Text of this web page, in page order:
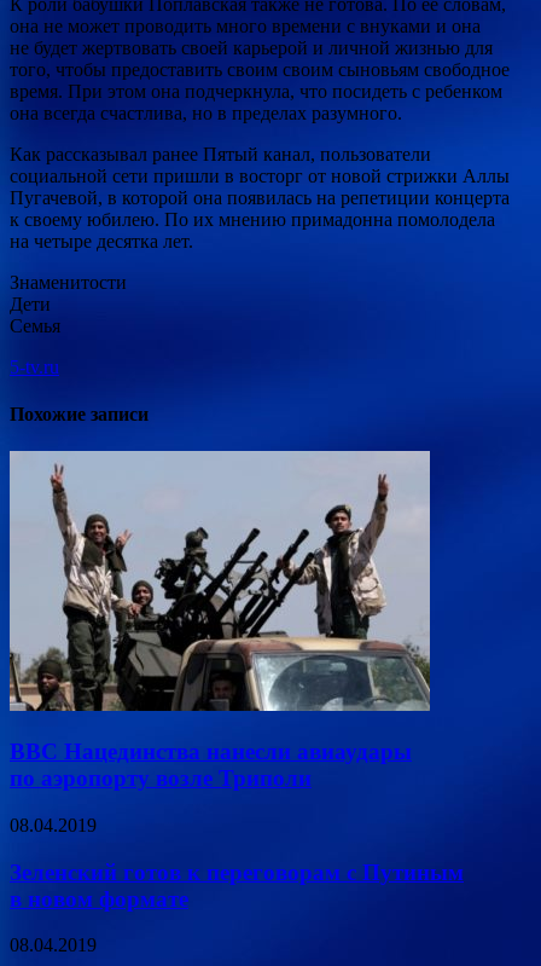
она не может проводить много времени с внуками и она
не будет жертвовать своей карьерой и личной жизнью для
того, чтобы предоставить своим своим сыновьям свободное
время. При этом она подчеркнула, что посидеть с ребенком
она всегда счастлива, но в пределах разумного.
Как рассказывал ранее Пятый канал, пользователи
социальной сети пришли в восторг от новой стрижки Аллы
Пугачевой, в которой она появилась на репетиции концерта
к своему юбилею. По их мнению примадонна помолодела
на четыре десятка лет.
Знаменитости
Дети
Семья
5-tv.ru
Похожие записи
ВВС Нацединства нанесли авиаудары
по аэропорту возле Триполи
08.04.2019
Зеленский готов к переговорам с Путиным
в новом формате
08.04.2019